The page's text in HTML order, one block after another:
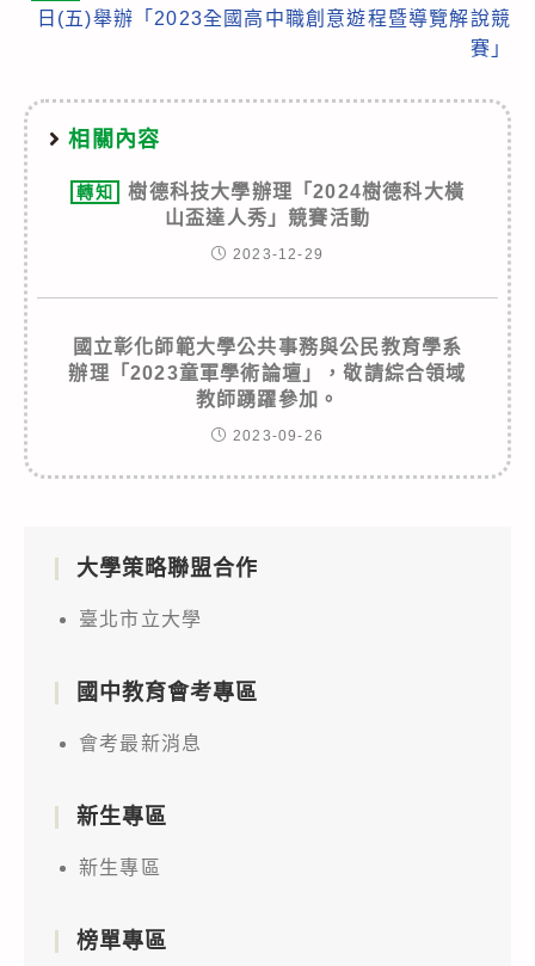
日(五)舉辦「2023全國高中職創意遊程暨導覽解說競
賽」
相關內容
轉知
樹德科技大學辦理「2024樹德科大橫
山盃達人秀」競賽活動
2023-12-29
國立彰化師範大學公共事務與公民教育學系
辦理「2023童軍學術論壇」，敬請綜合領域
教師踴躍參加。
2023-09-26
大學策略聯盟合作
臺北市立大學
國中教育會考專區
會考最新消息
新生專區
新生專區
榜單專區